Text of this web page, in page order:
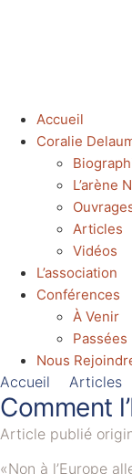
Accueil
Coralie
L’arène
Articles
Vidéos
L’association
Conférences
À Venir
Passées
Nous
Accueil Articles
Comment
Article publié
«Non à l’Europe